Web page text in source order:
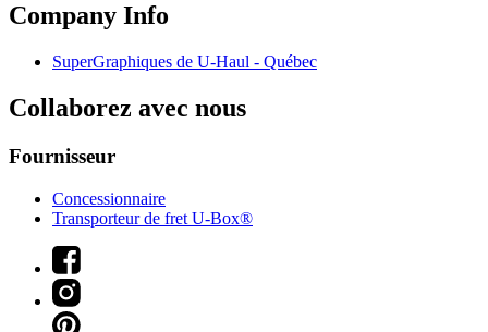
Company Info
SuperGraphiques de U-Haul - Québec
Collaborez avec nous
Fournisseur
Concessionnaire
Transporteur de fret U-Box®